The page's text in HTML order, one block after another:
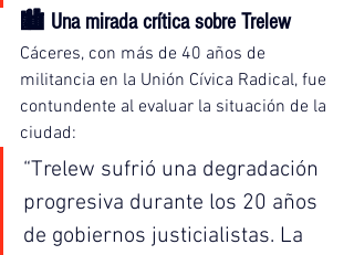
🏙️ Una mirada crítica sobre Trelew
Cáceres, con más de 40 años de
militancia en la Unión Cívica Radical, fue
contundente al evaluar la situación de la
ciudad:
“Trelew sufrió una degradación
progresiva durante los 20 años
de gobiernos justicialistas. La